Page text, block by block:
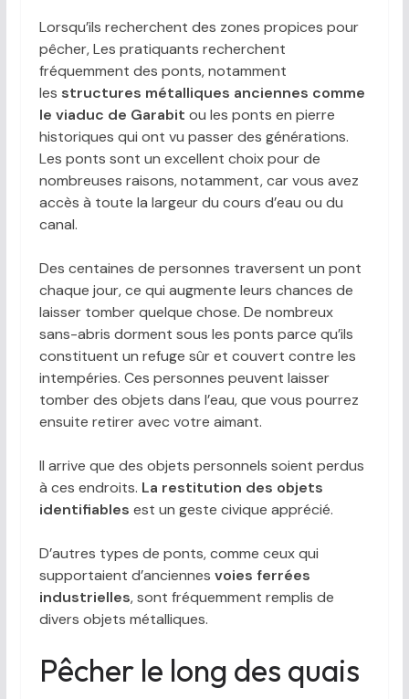
Lorsqu’ils recherchent des zones propices pour
pêcher, Les pratiquants recherchent
fréquemment des ponts, notamment
les structures métalliques anciennes comme
le viaduc de Garabit ou les ponts en pierre
historiques qui ont vu passer des générations.
Les ponts sont un excellent choix pour de
nombreuses raisons, notamment, car vous avez
accès à toute la largeur du cours d’eau ou du
canal.
Des centaines de personnes traversent un pont
chaque jour, ce qui augmente leurs chances de
laisser tomber quelque chose. De nombreux
sans-abris dorment sous les ponts parce qu’ils
constituent un refuge sûr et couvert contre les
intempéries. Ces personnes peuvent laisser
tomber des objets dans l’eau, que vous pourrez
ensuite retirer avec votre aimant.
Il arrive que des objets personnels soient perdus
à ces endroits. La restitution des objets
identifiables est un geste civique apprécié.
D’autres types de ponts, comme ceux qui
supportaient d’anciennes voies ferrées
industrielles, sont fréquemment remplis de
divers objets métalliques.
Pêcher le long des quais